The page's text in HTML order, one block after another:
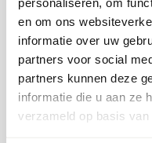
en om ons
informatie over uw
partners voor social
partners kunnen deze
informatie die u aan ze
verzameld op basis
Artikelnummer
EAN